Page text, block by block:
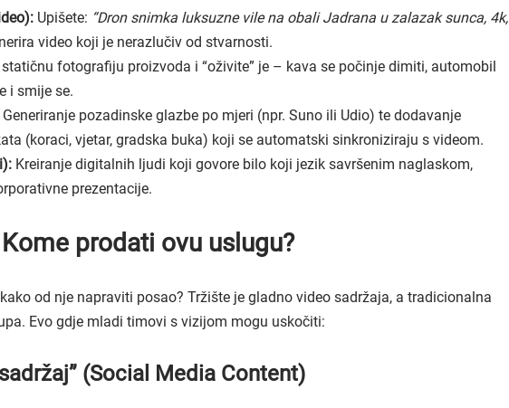
Upišete: “Dron snimka luksuzne vile na obali Jadrana u zalazak sunca, 4k,
video koji je nerazlučiv od stvarnosti.
statičnu fotografiju proizvoda i “oživite” je – kava se počinje dimiti, automobil
i smije se.
Generiranje pozadinske glazbe po mjeri (npr. Suno ili Udio) te dodavanje
(koraci, vjetar, gradska buka) koji se automatski sinkroniziraju s videom.
Kreiranje digitalnih ljudi koji govore bilo koji jezik savršenim naglaskom,
prezentacije.
prodati ovu uslugu?
od nje napraviti posao? Tržište je gladno video sadržaja, a tradicionalna
Evo gdje mladi timovi s vizijom mogu uskočiti:
(Social Media Content)